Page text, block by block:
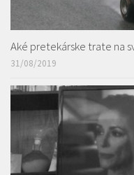
Aké pretekárske trate na
31/08/2019